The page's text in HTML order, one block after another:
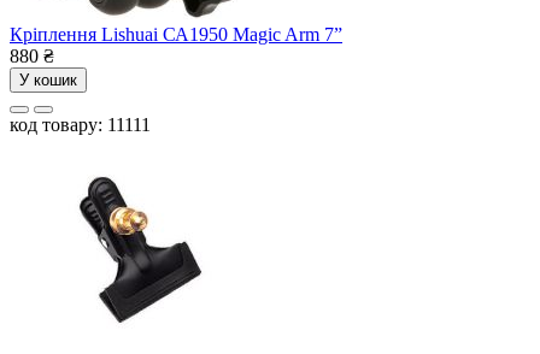
Кріплення Lishuai СА1950 Magic Arm 7”
880 ₴
У кошик
код товару: 11111